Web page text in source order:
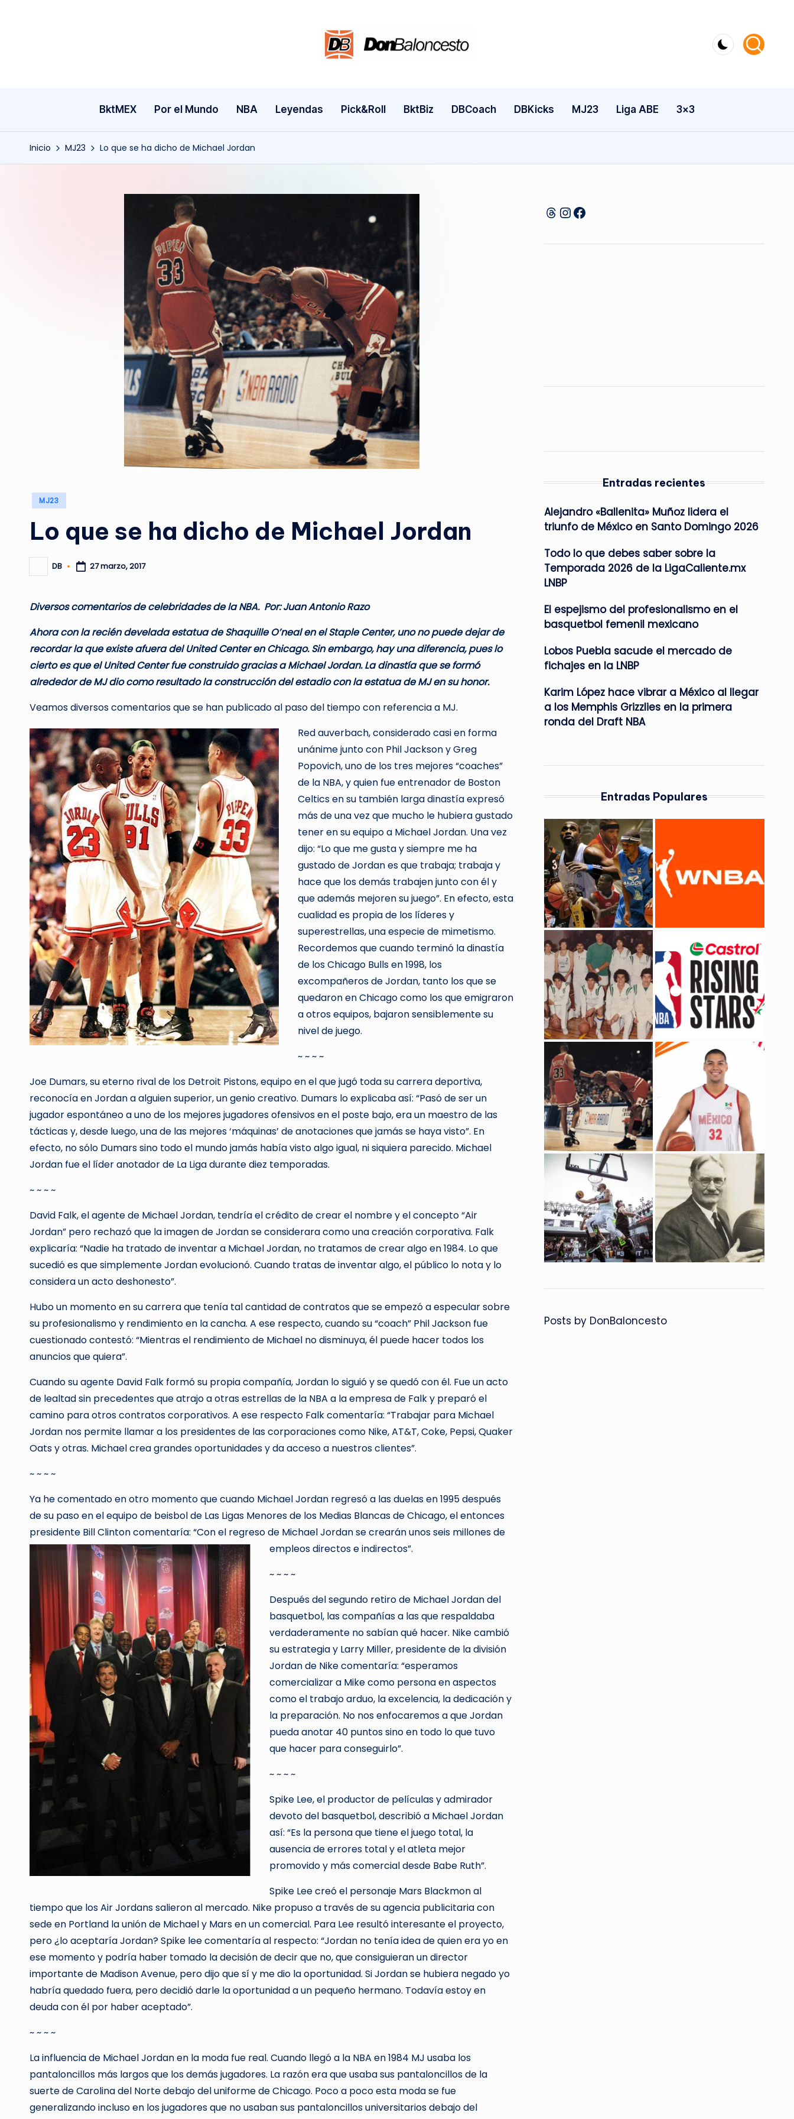
BktMEX Por el Mundo NBA Leyendas Pick&Roll BktBiz DBCoach DBKicks MJ23 Liga ABE 3×3
Inicio MJ23 Lo que se ha dicho de Michael Jordan
Publicado
MJ23
Lo que se ha dicho de Michael Jordan
Publicado
por
DB 27 marzo, 2017
Diversos comentarios de celebridades de la NBA. Por: Juan Antonio Razo
Ahora con la recién develada estatua de Shaquille O’neal en el Staple Center, uno no puede dejar de
recordar la que existe afuera del United Center en Chicago. Sin embargo, hay una diferencia, pues lo
cierto es que el United Center fue construido gracias a Michael Jordan. La dinastía que se formó
alrededor de MJ dio como resultado la construcción del estadio con la estatua de MJ ensuhonor.
Veamos diversos comentarios que se han publicado al paso del tiempo con referencia a MJ.
Red auverbach, considerado casi en forma
unánime junto con Phil Jackson y Greg
Popovich, uno de los tres mejores “coaches”
de la NBA, y quien fue entrenador de Boston
Celtics en su también larga dinastía expresó
más de una vez que mucho le hubiera gustado
tener en su equipo a Michael Jordan. Una vez
dijo: “Lo que me gusta y siempre me ha
gustado de Jordan es que trabaja; trabaja y
hace que los demás trabajen junto con él y
que además mejoren su juego”. En efecto, esta
cualidad es propia de los líderes y
superestrellas, una especie de mimetismo.
Recordemos que cuando terminó la dinastía
de los Chicago Bulls en 1998, los
excompañeros de Jordan, tanto los que se
quedaron en Chicago como los que emigraron
a otros equipos, bajaron sensiblemente su
nivel de juego.
~ ~ ~ ~
Joe Dumars, su eterno rival de los Detroit Pistons, equipo en el que jugó toda su carrera deportiva,
reconocía en Jordan a alguien superior, un genio creativo. Dumars lo explicaba así: “Pasó de ser un
jugador espontáneo a uno de los mejores jugadores ofensivos en el poste bajo, era un maestro de las
tácticas y, desde luego, una de las mejores ‘máquinas’ de anotaciones que jamás se haya visto”. En
efecto, no sólo Dumars sino todo el mundo jamás había visto algo igual, ni siquiera parecido. Michael
Jordan fue el líder anotador de La Liga durante diez temporadas.
~ ~ ~ ~
David Falk, el agente de Michael Jordan, tendría el crédito de crear el nombre y el concepto “Air
Jordan” pero rechazó que la imagen de Jordan se considerara como una creación corporativa. Falk
explicaría: “Nadie ha tratado de inventar a Michael Jordan, no tratamos de crear algo en 1984. Lo que
sucedió es que simplemente Jordan evolucionó. Cuando tratas de inventar algo, el público lo nota y lo
considera un acto deshonesto”.
Hubo un momento en su carrera que tenía tal cantidad de contratos que se empezó a especular sobre
su profesionalismo y rendimiento en la cancha. A ese respecto, cuando su “coach” Phil Jackson fue
cuestionado contestó: “Mientras el rendimiento de Michael no disminuya, él puede hacer todos los
anuncios que quiera”.
Cuando su agente David Falk formó su propia compañía, Jordan lo siguió y se quedó con él. Fue un acto
de lealtad sin precedentes que atrajo a otras estrellas de la NBA a la empresa de Falk y preparó el
camino para otros contratos corporativos. A ese respecto Falk comentaría: “Trabajar para Michael
Jordan nos permite llamar a los presidentes de las corporaciones como Nike, AT&T, Coke, Pepsi, Quaker
Oats y otras. Michael crea grandes oportunidades y da acceso a nuestros clientes”.
~ ~ ~ ~
Ya he comentado en otro momento que cuando Michael Jordan regresó a las duelas en 1995 después
de su paso en el equipo de beisbol de Las Ligas Menores de los Medias Blancas de Chicago, el entonces
presidente Bill Clinton comentaría: “Con el regreso de Michael Jordan se crearán unos seis millones de
empleos directos e indirectos”.
~ ~ ~ ~
Después del segundo retiro de Michael Jordan del
basquetbol, las compañías a las que respaldaba
verdaderamente no sabían qué hacer. Nike cambió
su estrategia y Larry Miller, presidente de la división
Jordan de Nike comentaría: “esperamos
comercializar a Mike como persona en aspectos
como el trabajo arduo, la excelencia, la dedicación y
la preparación. No nos enfocaremos a que Jordan
pueda anotar 40 puntos sino en todo lo que tuvo
que hacer para conseguirlo”.
~ ~ ~ ~
Spike Lee, el productor de películas y admirador
devoto del basquetbol, describió a Michael Jordan
así: “Es la persona que tiene el juego total, la
ausencia de errores total y el atleta mejor
promovido y más comercial desde Babe Ruth”.
Spike Lee creó el personaje Mars Blackmon al
tiempo que los Air Jordans salieron al mercado. Nike propuso a través de su agencia publicitaria con
sede en Portland la unión de Michael y Mars en un comercial. Para Lee resultó interesante el proyecto,
pero ¿lo aceptaría Jordan? Spike lee comentaría al respecto: “Jordan no tenía idea de quien era yo en
ese momento y podría haber tomado la decisión de decir que no, que consiguieran un director
importante de Madison Avenue, pero dijo que sí y me dio la oportunidad. Si Jordan se hubiera negado yo
habría quedado fuera, pero decidió darle la oportunidad a un pequeño hermano. Todavía estoy en
deuda con él por haber aceptado”.
~ ~ ~ ~
La influencia de Michael Jordan en la moda fue real. Cuando llegó a la NBA en 1984 MJ usaba los
pantaloncillos más largos que los demás jugadores. La razón era que usaba sus pantaloncillos de la
suerte de Carolina del Norte debajo del uniforme de Chicago. Poco a poco esta moda se fue
generalizando incluso en los jugadores que no usaban sus pantaloncillos universitarios debajo del
Threads
Instagram
Facebook
Entradas recientes
Alejandro «Ballenita» Muñoz lidera el
triunfo de México en Santo Domingo 2026
Todo lo que debes saber sobre la
Temporada 2026 de la LigaCaliente.mx
LNBP
El espejismo del profesionalismo en el
basquetbol femenil mexicano
Lobos Puebla sacude el mercado de
fichajes en la LNBP
Karim López hace vibrar a México al llegar
a los Memphis Grizzlies en la primera
ronda del Draft NBA
Entradas Populares
Posts by DonBaloncesto